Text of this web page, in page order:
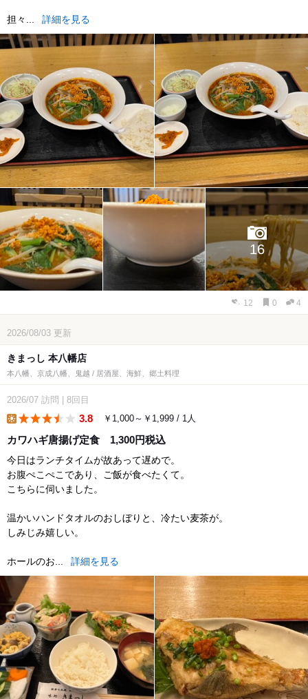
担々... 詳細を見る
16
12 0 4
2026/08/03 更新
きまっし 本八幡店
本八幡、京成八幡、鬼越 / 居酒屋、海鮮、郷土料理
2026/07 訪問 8回目
3.8 ￥1,000～￥1,999 / 1人
カワハギ唐揚げ定食 1,300円税込
今日はランチタイムが故あって遅めで。
お腹ぺこぺこであり、ご飯が食べたくて。
こちらに伺いました。
温かいハンドタオルのおしぼりと、冷たい麦茶が。
しみじみ嬉しい。
ホールのお... 詳細を見る